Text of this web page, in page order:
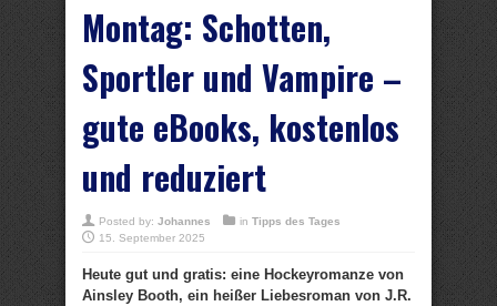
Montag: Schotten,
Sportler und Vampire –
gute eBooks, kostenlos
und reduziert
Posted by: Johannes in Tipps des Tages
15. September 2025
Heute gut und gratis: eine Hockeyromanze von
Ainsley Booth, ein heißer Liebesroman von J.R.